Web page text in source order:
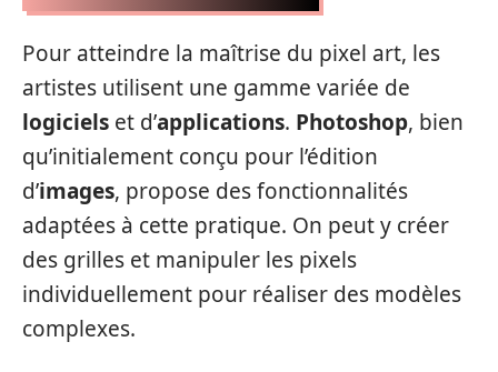
Pour atteindre la maîtrise du pixel art, les
artistes utilisent une gamme variée de
logiciels et d’applications. Photoshop, bien
qu’initialement conçu pour l’édition
d’images, propose des fonctionnalités
adaptées à cette pratique. On peut y créer
des grilles et manipuler les pixels
individuellement pour réaliser des modèles
complexes.